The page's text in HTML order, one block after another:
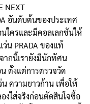
NEXT
อันดับต้นของประเทศ
ใครและมีคอลเลกชันให้
น PRADA ของแท้
ากนี้เรายังมีนักทัศน
ตั้งแต่การตรวจวัด
ความยาวก้าน เพื่อให้
งใส่จริงก่อนตัดสินใจซื้อ